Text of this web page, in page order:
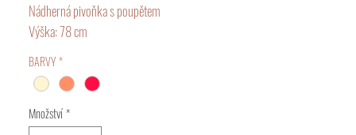
Nádherná pivoňka s poupětem
Výška: 78 cm
BARVY*
Množství*